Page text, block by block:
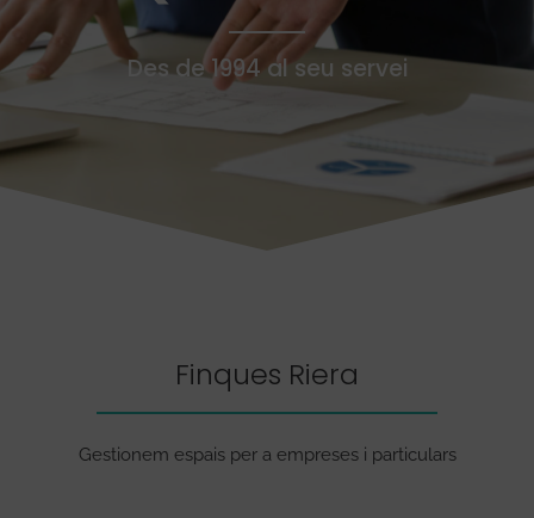
Des de 1994 al seu servei
Finques Riera
Gestionem espais per a empreses i particulars